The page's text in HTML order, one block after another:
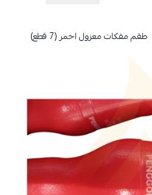
طقم مفكات معزول احمر (7 قطع)